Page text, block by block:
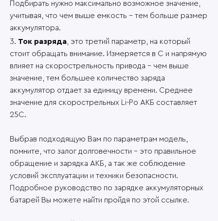
Подбирать нужно максимально возможное значение,
учитывая, что чем выше емкость – тем больше размер
аккумулятора.
Ток разряда , это третий параметр, на который
стоит обращать внимание. Измеряется в C и напрямую
влияет на скорострельность привода – чем выше
значение, тем большее количество заряда
аккумулятор отдает за единицу времени. Среднее
значение для скорострельных Li-Po АКБ составляет
25C.
Выбрав подходящую Вам по параметрам модель,
помните, что залог долговечности – это правильное
обращение и зарядка АКБ, а так же соблюдение
условий эксплуатации и техники безопасности.
Подробное руководство по зарядке аккумуляторных
батарей Вы можете найти пройдя по этой ссылке.